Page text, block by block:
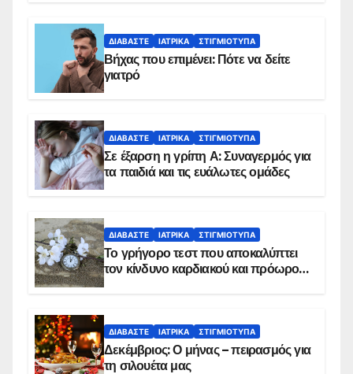
ΔΙΑΒΆΣΤΕ ΙΑΤΡΙΚΆ ΣΤΙΓΜΙΌΤΥΠΑ
Βήχας που επιμένει: Πότε να δείτε
γιατρό
ΔΙΑΒΆΣΤΕ ΙΑΤΡΙΚΆ ΣΤΙΓΜΙΌΤΥΠΑ
Σε έξαρση η γρίπη Α: Συναγερμός για
τα παιδιά και τις ευάλωτες ομάδες
ΔΙΑΒΆΣΤΕ ΙΑΤΡΙΚΆ ΣΤΙΓΜΙΌΤΥΠΑ
Το γρήγορο τεστ που αποκαλύπτει
τον κίνδυνο καρδιακού και πρόωρου
ΔΙΑΒΆΣΤΕ ΙΑΤΡΙΚΆ ΣΤΙΓΜΙΌΤΥΠΑ
Δεκέμβριος: Ο μήνας – πειρασμός για
τη σιλουέτα μας